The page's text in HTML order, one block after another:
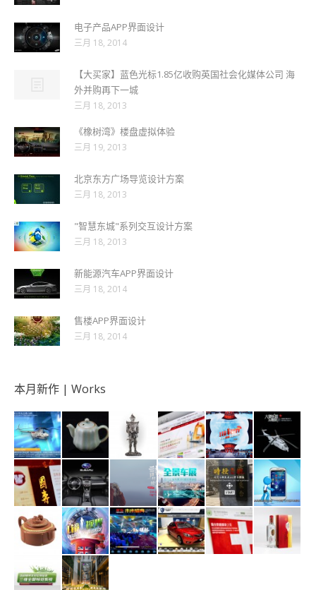
电子产品APP界面设计
三月 18, 2014
【大买家】蓝色光标1.85亿收购英国社会化媒体公司 海
外并购再下一城
三月 18, 2013
《橡树湾》楼盘虚拟体验
三月 19, 2013
北京东方广场导览设计方案
三月 18, 2013
"智慧东城"系列交互设计方案
三月 18, 2013
新能源汽车APP界面设计
三月 18, 2014
售楼APP界面设计
三月 18, 2014
本月新作 | Works